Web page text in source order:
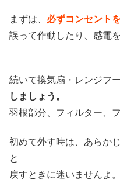
まずは、 必ずコンセント
誤って作動したり、感電
続いて換気扇・レンジフ
しましょう。
羽根部分、フィルター、
初めて外す時は、あらか
と
戻すときに迷いませんよ。